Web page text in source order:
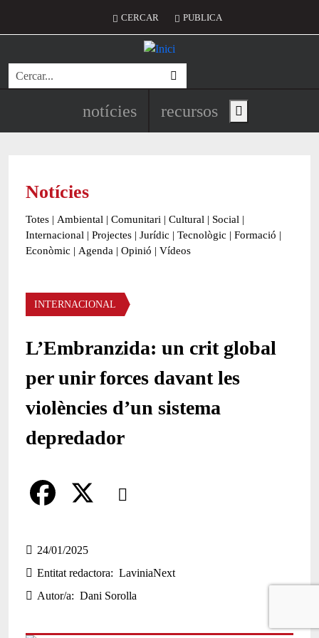
Menú del compte d'usuari
CERCAR PUBLICA
Cerca
Navegació principal de
notícies recursos Show main menu
Notícies
Totes | Ambiental | Comunitari | Cultural | Social |
Internacional | Projectes | Jurídic | Tecnològic | Formació |
Econòmic | Agenda | Opinió | Vídeos
Àmbit de la notícia
INTERNACIONAL
L’Embranzida: un crit global
per unir forces davant les
violències d’un sistema
depredador
Comparteix
a
c
e
24/01/2025
Entitat redactora
LaviniaNext
Autor/a
Dani Sorolla